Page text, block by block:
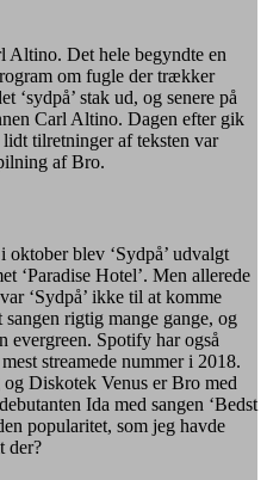
Altino. Det hele begyndte en
om fugle der trækker
stak ud, og senere på
Carl Altino. Dagen efter gik
tilretninger af teksten var
af Bro.
oktober blev ‘Sydpå’ udvalgt
‘Paradise Hotel’. Men allerede
‘Sydpå’ ikke til at komme
rigtig mange gange, og
evergreen. Spotify har også
streamede nummer i 2018.
Diskotek Venus er Bro med
Ida med sangen ‘Bedst
popularitet, som jeg havde
der?